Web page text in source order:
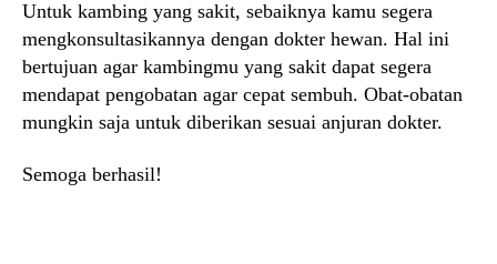
Untuk kambing yang sakit, sebaiknya kamu segera
mengkonsultasikannya dengan dokter hewan. Hal ini
bertujuan agar kambingmu yang sakit dapat segera
mendapat pengobatan agar cepat sembuh. Obat-obatan
mungkin saja untuk diberikan sesuai anjuran dokter.
Semoga berhasil!